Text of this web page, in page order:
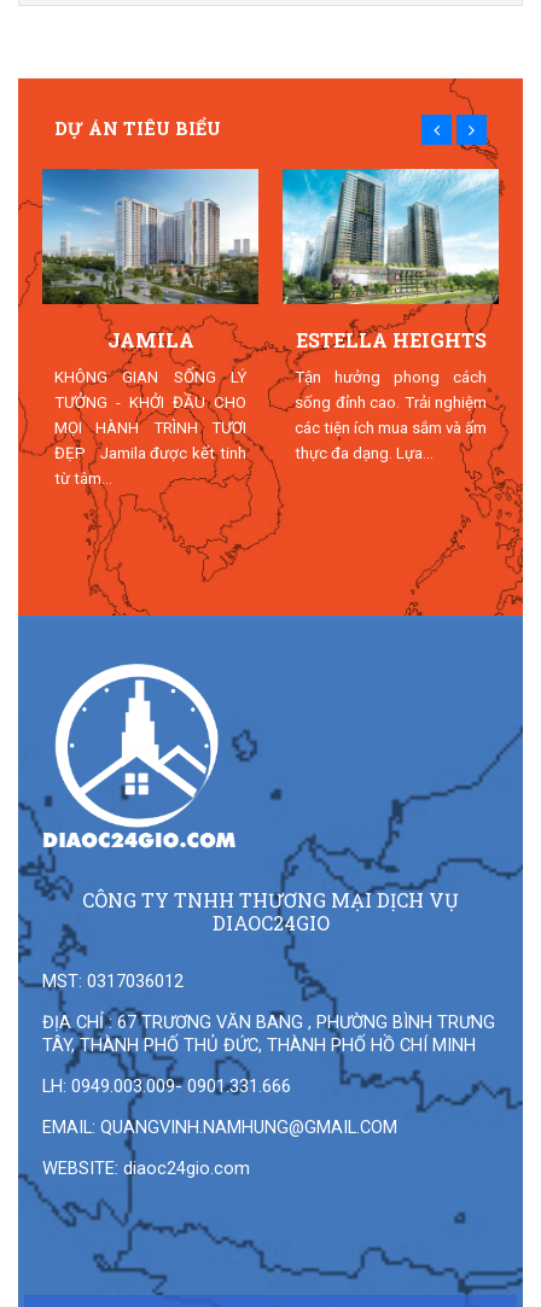
DỰ ÁN TIÊU BIỂU
JAMILA
KHÔNG GIAN SỐNG LÝ
TƯỞNG - KHỞI ĐẦU CHO
MỌI HÀNH TRÌNH TƯƠI
ĐẸP Jamila được kết tinh
từ tâm...
ESTELLA HEIGHTS
Tận hưởng phong cách
sống đỉnh cao. Trải nghiệm
các tiện ích mua sắm và ẩm
thực đa dạng. Lựa...
CÔNG TY TNHH THƯƠNG MẠI DỊCH VỤ
DIAOC24GIO
MST: 0317036012
ĐỊA CHỈ : 67 TRƯƠNG VĂN BANG , PHƯỜNG BÌNH TRƯNG
TÂY, THÀNH PHỐ THỦ ĐỨC, THÀNH PHỐ HỒ CHÍ MINH
LH: 0949.003.009- 0901.331.666
EMAIL: QUANGVINH.NAMHUNG@GMAIL.COM
WEBSITE: diaoc24gio.com